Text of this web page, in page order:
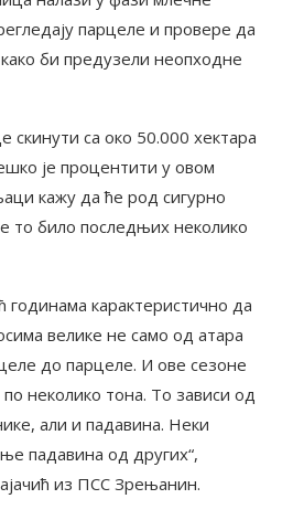
парцеле и провере да
би предузели неопходне
скинути са око 50.000 хектара
је процентити у овом
кажу да ће род сигурно
то било последњих неколико
годинама карактеристично да
велике не само од атара
до парцеле. И ове сезоне
неколико тона. То зависи од
али и падавина. Неки
падавина од других“,
из ПСС Зрењанин.